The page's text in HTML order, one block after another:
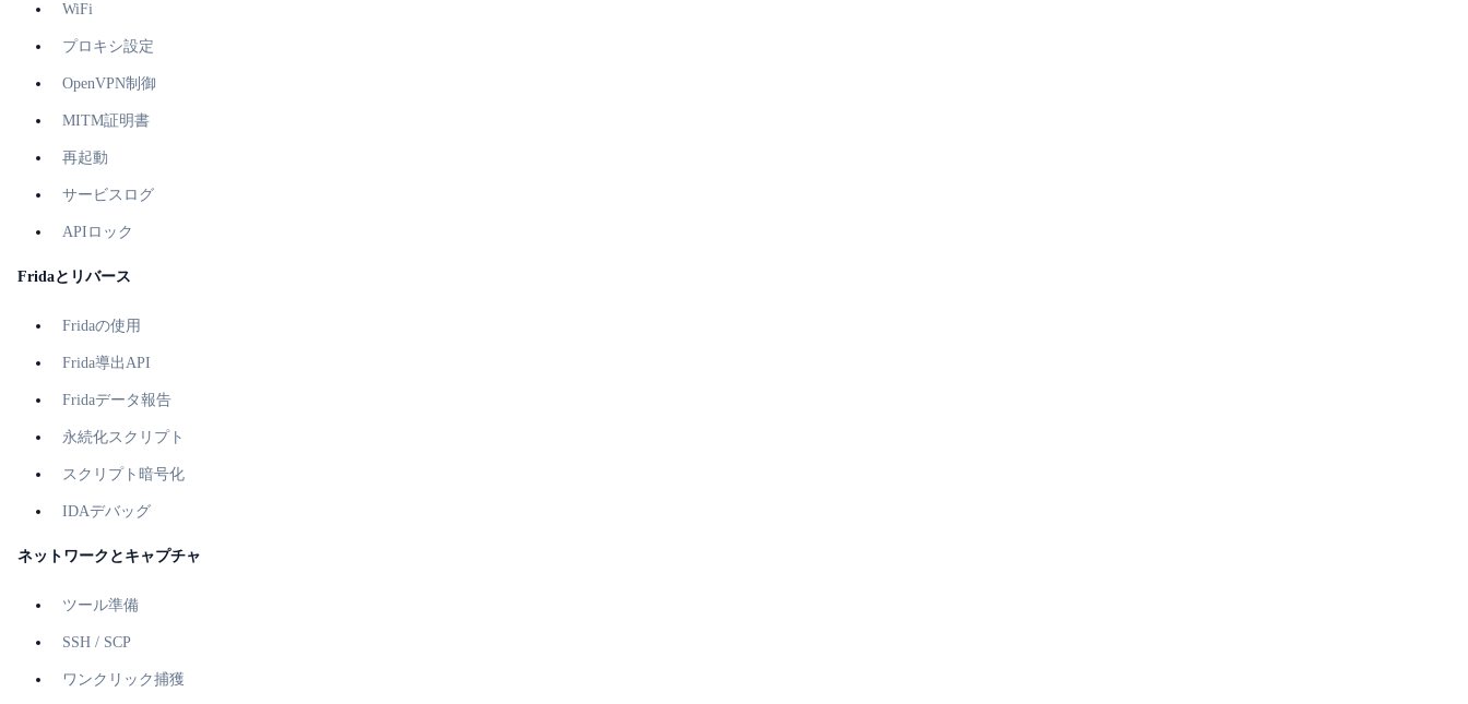
WiFi
プロキシ設定
OpenVPN制御
MITM証明書
再起動
サービスログ
APIロック
Fridaとリバース
Fridaの使用
Frida導出API
Fridaデータ報告
永続化スクリプト
スクリプト暗号化
IDAデバッグ
ネットワークとキャプチャ
ツール準備
SSH / SCP
ワンクリック捕獲